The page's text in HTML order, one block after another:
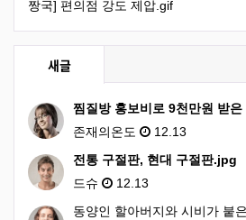
짱국] 편의점 강도 제압.gif
새글
찜질방 홍보비로 9천만원 받
존재의온도
12.13
전통 구절판, 현대 구절판.jpg
드슈
12.13
동양인 할아버지와 시비가 붙